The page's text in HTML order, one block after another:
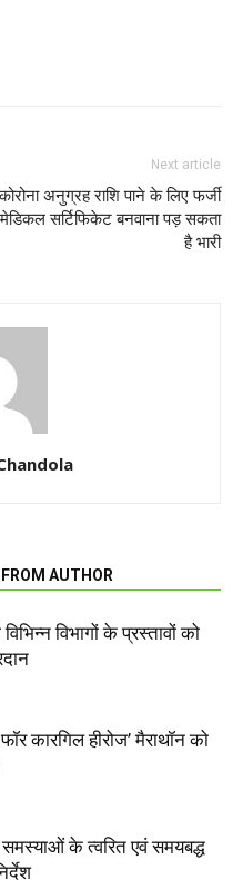
Next article
कोरोना अनुग्रह राशि पाने के लिए फर्जी
मेडिकल सर्टिफिकेट बनवाना पड़ सकता
है भारी
FROM AUTHOR
विभागों के प्रस्तावों को
कारगिल हीरोज’ मैराथॉन को
के त्वरित एवं समयबद्ध